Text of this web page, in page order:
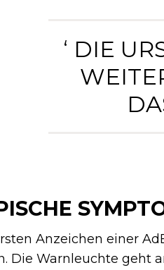
‘ DIE
Anzeichen einer
Die Warnleuchte geht